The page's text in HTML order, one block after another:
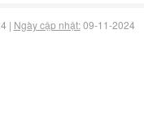
| Ngày cập nhật:09-11-2024